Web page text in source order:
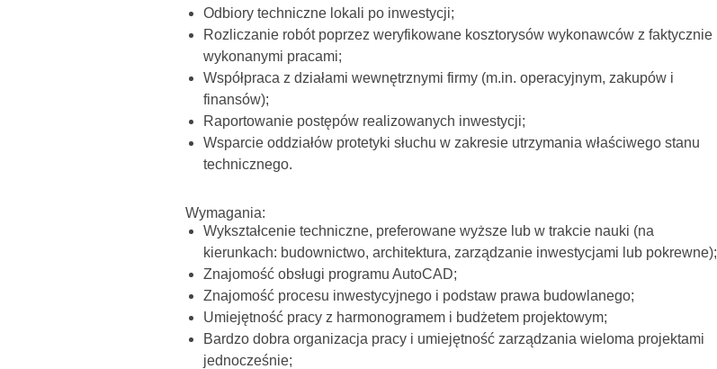
Odbiory techniczne lokali po inwestycji;
Rozliczanie robót poprzez weryfikowane kosztorysów wykonawców z faktycznie
wykonanymi pracami;
Współpraca z działami wewnętrznymi firmy (m.in. operacyjnym, zakupów i
finansów);
Raportowanie postępów realizowanych inwestycji;
Wsparcie oddziałów protetyki słuchu w zakresie utrzymania właściwego stanu
technicznego.
Wymagania:
Wykształcenie techniczne, preferowane wyższe lub w trakcie nauki (na
kierunkach: budownictwo, architektura, zarządzanie inwestycjami lub pokrewne);
Znajomość obsługi programu AutoCAD;
Znajomość procesu inwestycyjnego i podstaw prawa budowlanego;
Umiejętność pracy z harmonogramem i budżetem projektowym;
Bardzo dobra organizacja pracy i umiejętność zarządzania wieloma projektami
jednocześnie;